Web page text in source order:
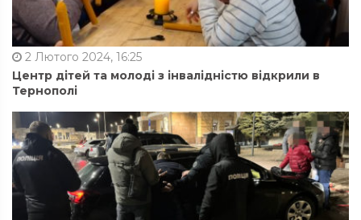
2 Лютого 2024, 16:25
Центр дітей та молоді з інвалідністю відкрили в
Тернополі